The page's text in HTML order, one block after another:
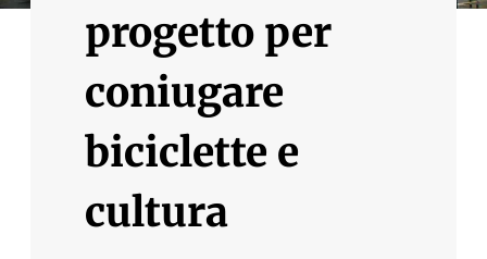
progetto per
coniugare
biciclette e
cultura